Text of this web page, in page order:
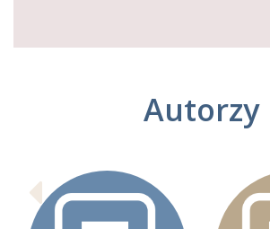
Autorzy